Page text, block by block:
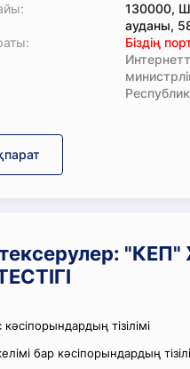
130000,
ауданы,
Біздің
тексерулер:
тізілімі
бар кәсіпорындардың